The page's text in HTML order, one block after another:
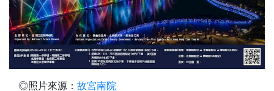
◎照片來源： 故宮南院